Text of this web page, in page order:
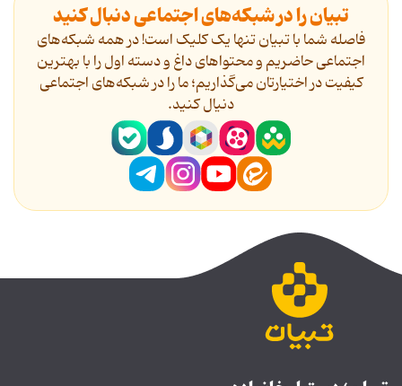
تبیان را در شبکه‌های اجتماعی دنبال کنید
فاصله شما با تبیان تنها یک کلیک است! در همه شبکه‌های
اجتماعی حاضریم و محتواهای داغ و دسته اول را با بهترین
کیفیت در اختیارتان می‌گذاریم؛ ما را در شبکه‌های اجتماعی
دنیال کنید.